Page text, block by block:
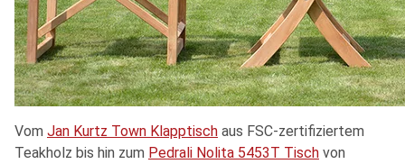
Vom Jan Kurtz Town Klapptisch aus FSC-zertifiziertem
Teakholz bis hin zum Pedrali Nolita 5453T Tisch von